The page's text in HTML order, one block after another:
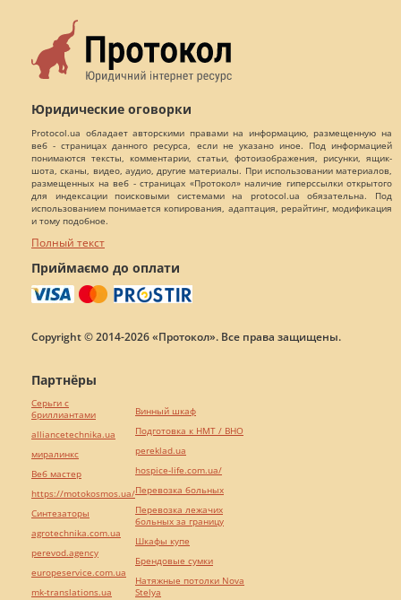
Юридические оговорки
Protocol.ua обладает авторскими правами на информацию, размещенную на
веб - страницах данного ресурса, если не указано иное. Под информацией
понимаются тексты, комментарии, статьи, фотоизображения, рисунки, ящик-
шота, сканы, видео, аудио, другие материалы. При использовании материалов,
размещенных на веб - страницах «Протокол» наличие гиперссылки открытого
для индексации поисковыми системами на protocol.ua обязательна. Под
использованием понимается копирования, адаптация, рерайтинг, модификация
и тому подобное.
Полный текст
Приймаємо до оплати
Copyright © 2014-2026 «Протокол». Все права защищены.
Партнёры
Серьги с
бриллиантами
alliancetechnika.ua
миралинкс
Веб мастер
https://motokosmos.ua/
Синтезаторы
agrotechnika.com.ua
perevod.agency
europeservice.com.ua
mk-translations.ua
Винный шкаф
Подготовка к НМТ / ВНО
pereklad.ua
hospice-life.com.ua/
Перевозка больных
Перевозка лежачих
больных за границу
Шкафы купе
Брендовые сумки
Натяжные потолки Nova
Stelya